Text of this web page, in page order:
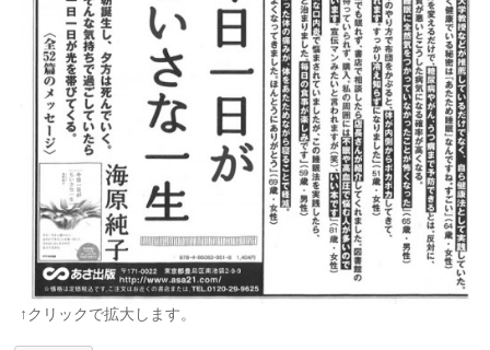
↑クリックで拡大します。